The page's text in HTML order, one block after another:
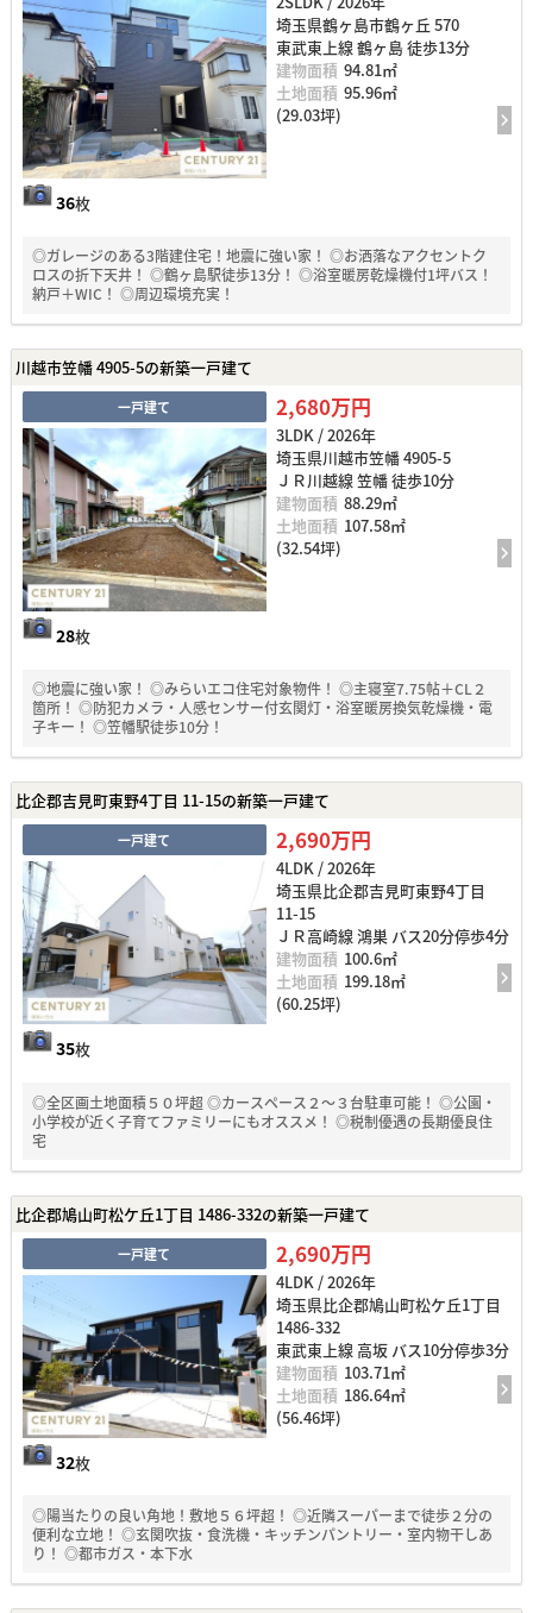
36枚
埼玉県鶴ヶ島市鶴ヶ丘 570
東武東上線 鶴ヶ島 徒歩13分
建物面積 94.81㎡
土地面積 95.96㎡
(29.03坪)
◎ガレージのある3階建住宅！地震に強い家！ ◎お洒落なアクセントク
ロスの折下天井！ ◎鶴ヶ島駅徒歩13分！ ◎浴室暖房乾燥機付1坪バス！
納戸＋WIC！ ◎周辺環境充実！
川越市笠幡 4905-5の新築一戸建て
一戸建て
28枚
2,680万円
3LDK / 2026年
埼玉県川越市笠幡 4905-5
ＪＲ川越線 笠幡 徒歩10分
建物面積 88.29㎡
土地面積 107.58㎡
(32.54坪)
◎地震に強い家！ ◎みらいエコ住宅対象物件！ ◎主寝室7.75帖＋CL２
箇所！ ◎防犯カメラ・人感センサー付玄関灯・浴室暖房換気乾燥機・電
子キー！ ◎笠幡駅徒歩10分！
比企郡吉見町東野4丁目 11-15の新築一戸建て
一戸建て
35枚
2,690万円
4LDK / 2026年
埼玉県比企郡吉見町東野4丁目
11-15
ＪＲ高崎線 鴻巣 バス20分停歩4分
建物面積 100.6㎡
土地面積 199.18㎡
(60.25坪)
◎全区画土地面積５０坪超 ◎カースペース２～３台駐車可能！ ◎公園・
小学校が近く子育てファミリーにもオススメ！ ◎税制優遇の長期優良住
宅
比企郡鳩山町松ケ丘1丁目 1486-332の新築一戸建て
一戸建て
32枚
2,690万円
4LDK / 2026年
埼玉県比企郡鳩山町松ケ丘1丁目
1486-332
東武東上線 高坂 バス10分停歩3分
建物面積 103.71㎡
土地面積 186.64㎡
(56.46坪)
◎陽当たりの良い角地！敷地５６坪超！ ◎近隣スーパーまで徒歩２分の
便利な立地！ ◎玄関吹抜・食洗機・キッチンパントリー・室内物干しあ
り！ ◎都市ガス・本下水